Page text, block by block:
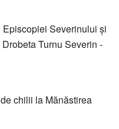
Severinului și
Turnu Severin -
chilii la Mănăstirea